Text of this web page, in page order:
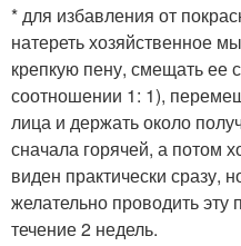
* для избавления от
натереть хозяйственное
крепкую пену, смещать ее
соотношении 1: 1),
лица и держать около
сначала горячей, а потом
виден практически сразу,
желательно проводить эту
течение 2 недель.